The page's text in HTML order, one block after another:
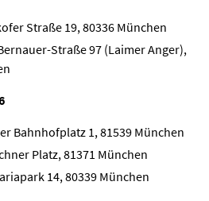
Straße 19, 80336 München
Straße 97 (Laimer Anger),
Bahnhofplatz 1, 81539 München
Platz, 81371 München
14, 80339 München